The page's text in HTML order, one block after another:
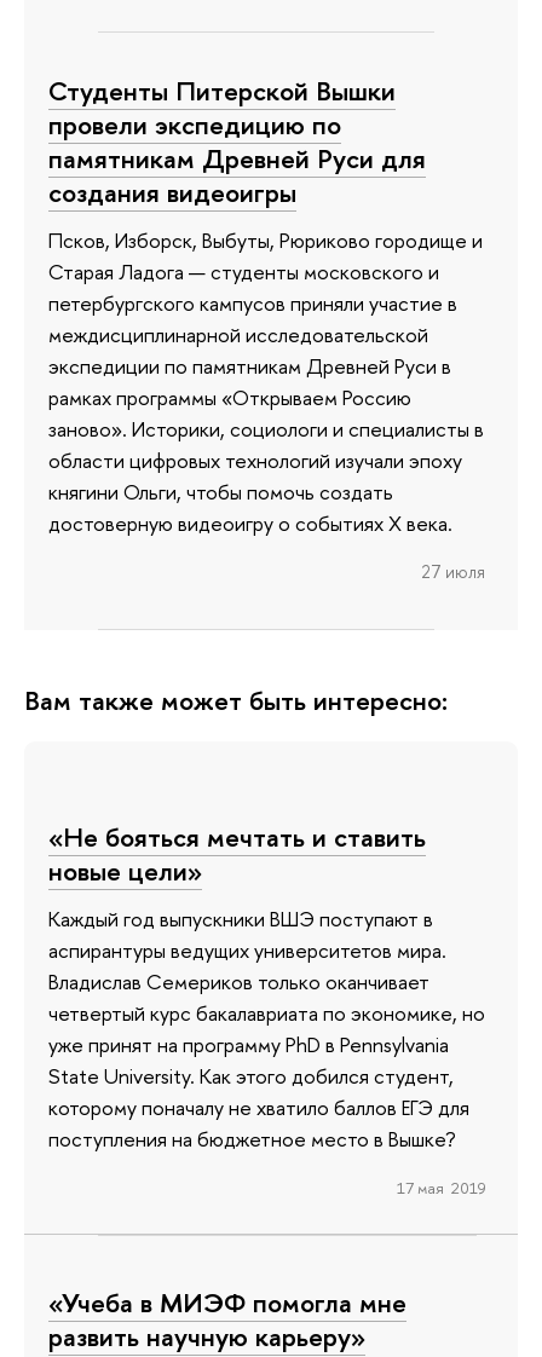
Студенты Питерской Вышки
провели экспедицию по
памятникам Древней Руси для
создания видеоигры
Псков, Изборск, Выбуты, Рюриково городище и
Старая Ладога — студенты московского и
петербургского кампусов приняли участие в
междисциплинарной исследовательской
экспедиции по памятникам Древней Руси в
рамках программы «Открываем Россию
заново». Историки, социологи и специалисты в
области цифровых технологий изучали эпоху
княгини Ольги, чтобы помочь создать
достоверную видеоигру о событиях X века.
27 июля
Вам также может быть интересно:
«Не бояться мечтать и ставить
новые цели»
Каждый год выпускники ВШЭ поступают в
аспирантуры ведущих университетов мира.
Владислав Семериков только оканчивает
четвертый курс бакалавриата по экономике, но
уже принят на программу PhD в Pennsylvania
State University. Как этого добился студент,
которому поначалу не хватило баллов ЕГЭ для
поступления на бюджетное место в Вышке?
17 мая 2019
«Учеба в МИЭФ помогла мне
развить научную карьеру»